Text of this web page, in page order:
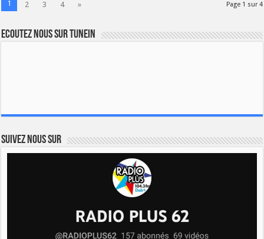
Page 1 sur 4
1 2 3 4 »
Ecoutez nous sur TuneIn
Suivez nous sur